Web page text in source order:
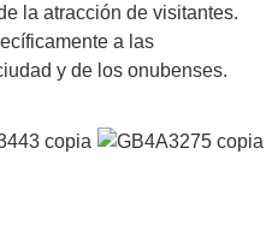
la atracción de visitantes.
a las
y de los onubenses.